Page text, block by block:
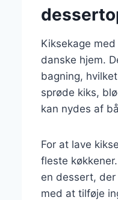
Kiksekage
danske hjem.
bagning,
sprøde kiks,
kan nydes af
For at lave
fleste
en dessert,
med at tilføje